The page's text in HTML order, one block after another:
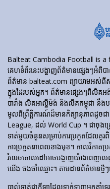
Balteat Cambodia Football is
គេហទំព័រ​នេះ​បង្ហាញ​ព័ត៌មាន​ផ្សេងៗ​អំពី​
ព័ត៌មាន balteat.com ព្យាយាមអស់ពីស
ក្នុងដៃរបស់អ្នក។ ព័ត៌មានផ្សេងៗពីលី
បារាំង លីគអាល្លឺម៉ង់ និងលីគកម្ពុជា នឹងបង្
មូលពីព្រឹត្តិការណ៍ដ៏មានកិត្យានុភាពដូច
League, ដល់ World Cup ។ ជាចុង
ទាត់មួយចំនួនសម្រាប់ការប្រកួតដែលគួរ
ការប្រកួតនាពេលខាងមុខ។ កាលវិភាគ
រំលេចគោលដៅអាចបង្ហាញយ៉ាងពេញលេ
យើង ចងចាំឈ្មោះ។ តាមដានព័ត៌មានថ្មីៗជ
បាល់ទាត់​ជា​កីឡា​ដែល​ទាក់​ទាញ​អ្នក​គាំទ្